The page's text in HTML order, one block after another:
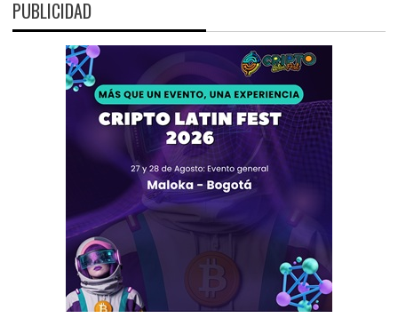
PUBLICIDAD